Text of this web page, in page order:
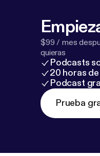
$99 / mes
quieras
Podcasts
20 horas
Podcast
Prueba